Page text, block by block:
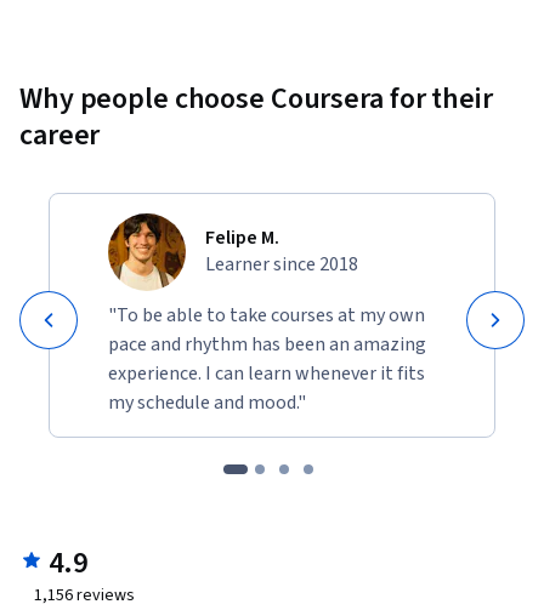
Why people choose Coursera for their
career
Felipe M.
Learner since 2018
"To be able to take courses at my own
pace and rhythm has been an amazing
experience. I can learn whenever it fits
my schedule and mood."
4.9
1,156reviews